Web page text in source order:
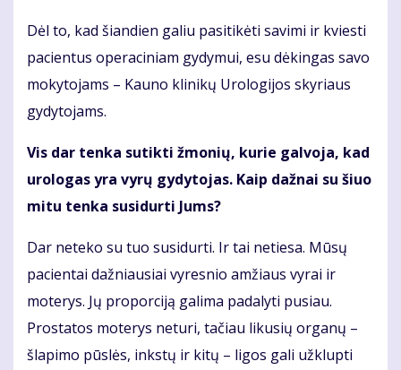
Dėl to, kad šiandien galiu pasitikėti savimi ir kviesti
pacientus operaciniam gydymui, esu dėkingas savo
mokytojams – Kauno klinikų Urologijos skyriaus
gydytojams.
Vis dar tenka sutikti žmonių, kurie galvoja, kad
urologas yra vyrų gydytojas. Kaip dažnai su šiuo
mitu tenka susidurti Jums?
Dar neteko su tuo susidurti. Ir tai netiesa. Mūsų
pacientai dažniausiai vyresnio amžiaus vyrai ir
moterys. Jų proporciją galima padalyti pusiau.
Prostatos moterys neturi, tačiau likusių organų –
šlapimo pūslės, inkstų ir kitų – ligos gali užklupti